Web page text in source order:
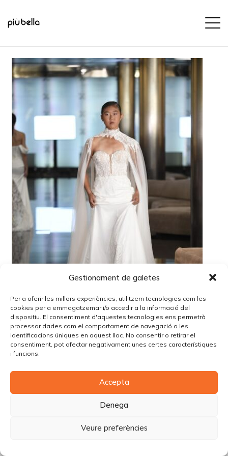
Gestionament de galetes
Per a oferir les millors experiències, utilitzem tecnologies com les
cookies per a emmagatzemar i/o accedir a la informació del
dispositiu. El consentiment d'aquestes tecnologies ens permetrà
processar dades com el comportament de navegació o les
identificacions úniques en aquest lloc. No consentir o retirar el
consentiment, pot afectar negativament unes certes característiques
i funcions.
Accepta
Denega
Veure preferències
© Copyright Piùbella Models Agency2026
Creative Corner Agency
Política de cookies